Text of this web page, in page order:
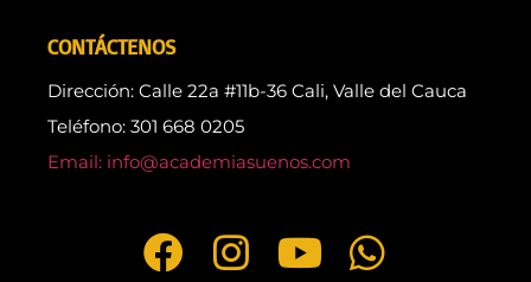
CONTÁCTENOS
Dirección: Calle 22a #11b-36 Cali, Valle del Cauca
Teléfono: 301 668 0205
Email: info@academiasuenos.com